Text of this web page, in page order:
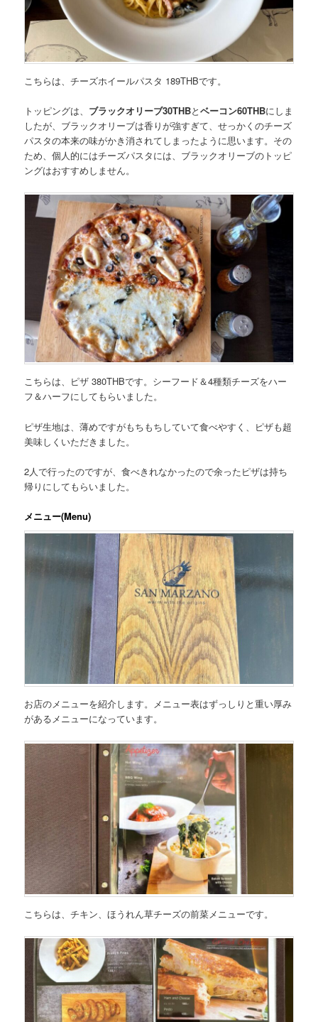
こちらは、チーズホイールパスタ 189THBです。
トッピングは、 ブラックオリーブ30THBとベーコン60THBにしま
したが、ブラックオリーブは香りが強すぎて、せっかくのチーズ
パスタの本来の味がかき消されてしまったように思います。その
ため、個人的にはチーズパスタには、ブラックオリーブのトッピ
ングはおすすめしません。
こちらは、 ピザ 380THBです。シーフード＆4種類チーズをハー
フ＆ハーフにしてもらいました。
ピザ生地は、薄めですがもちもちしていて食べやすく、ピザも超
美味しくいただきました。
2人で行ったのですが、食べきれなかったので余ったピザは持ち
帰りにしてもらいました。
メニュー(Menu)
お店のメニューを紹介します。メニュー表はずっしりと重い厚み
があるメニューになっています。
こちらは、チキン、ほうれん草チーズの前菜メニューです。